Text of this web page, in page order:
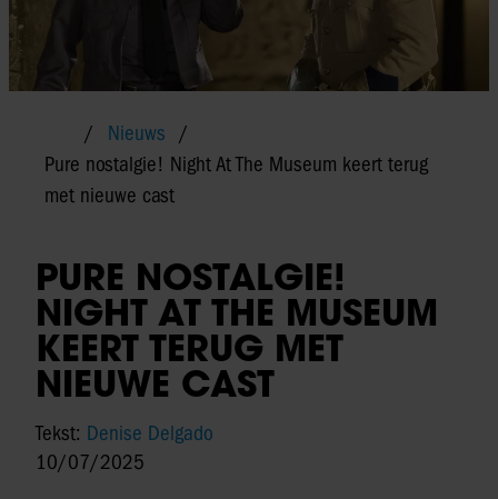
Nieuws
Pure nostalgie! Night At The Museum keert terug
met nieuwe cast
PURE NOSTALGIE!
NIGHT AT THE MUSEUM
KEERT TERUG MET
NIEUWE CAST
Tekst: Denise Delgado
10/07/2025